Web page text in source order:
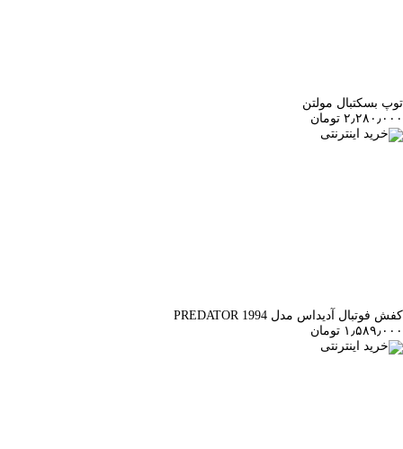
توپ بسکتبال مولتن
۲٫۲۸۰٫۰۰۰ تومان
خرید اینترنتی
کفش فوتبال آدیداس مدل PREDATOR 1994
۱٫۵۸۹٫۰۰۰ تومان
خرید اینترنتی